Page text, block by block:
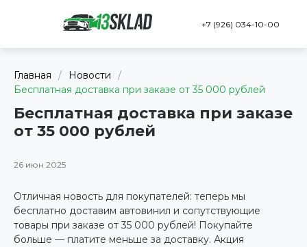
+7 (926) 034-10-00
Главная / Новости
/
Бесплатная доставка при заказе от 35 000 рублей
Бесплатная доставка при заказе
от 35 000 рублей
26 июн 2025
Отличная новость для покупателей: теперь мы
бесплатно доставим автовинил и сопутствующие
товары при заказе от 35 000 рублей! Покупайте
больше — платите меньше за доставку. Акция